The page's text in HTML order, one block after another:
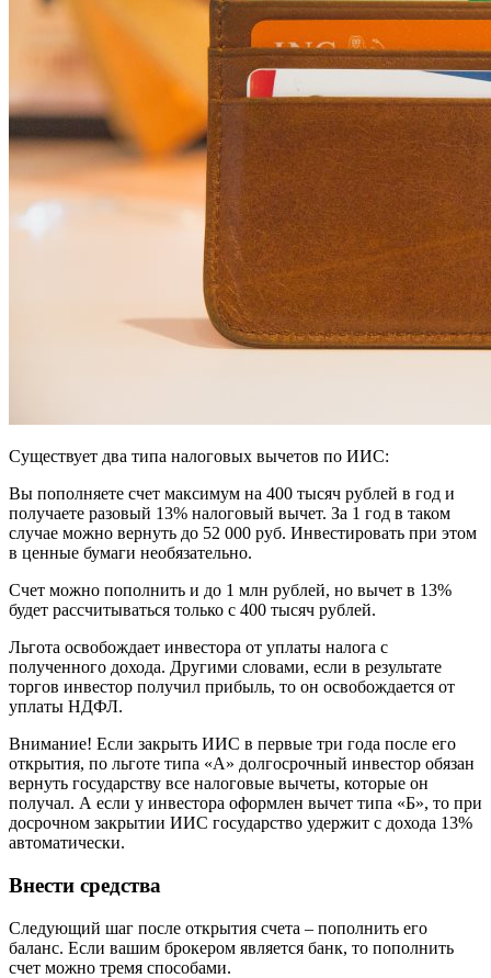
Существует два типа налоговых вычетов по ИИС:
Вы пополняете счет максимум на 400 тысяч рублей в год и
получаете разовый 13% налоговый вычет. За 1 год в таком
случае можно вернуть до 52 000 руб. Инвестировать при этом
в ценные бумаги необязательно.
Счет можно пополнить и до 1 млн рублей, но вычет в 13%
будет рассчитываться только с 400 тысяч рублей.
Льгота освобождает инвестора от уплаты налога с
полученного дохода. Другими словами, если в результате
торгов инвестор получил прибыль, то он освобождается от
уплаты НДФЛ.
Внимание! Если закрыть ИИС в первые три года после его
открытия, по льготе типа «А» долгосрочный инвестор обязан
вернуть государству все налоговые вычеты, которые он
получал. А если у инвестора оформлен вычет типа «Б», то при
досрочном закрытии ИИС государство удержит с дохода 13%
автоматически.
Внести средства
Следующий шаг после открытия счета – пополнить его
баланс. Если вашим брокером является банк, то пополнить
счет можно тремя способами.